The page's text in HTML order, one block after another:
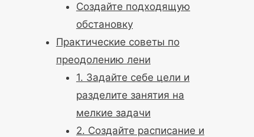
Создайте подходящую
обстановку
Практические советы по
преодолению лени
1. Задайте себе цели и
разделите занятия на
мелкие задачи
2. Создайте расписание и